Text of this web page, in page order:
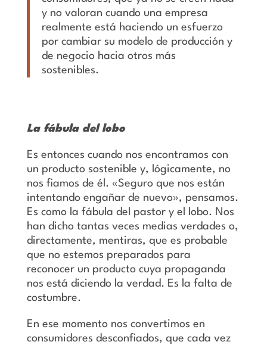
y no valoran cuando una empresa
realmente está haciendo un esfuerzo
por cambiar su modelo de producción y
de negocio hacia otros más
sostenibles.
La fábula del lobo
Es entonces cuando nos encontramos con
un producto sostenible y, lógicamente, no
nos fiamos de él. «Seguro que nos están
intentando engañar de nuevo», pensamos.
Es como la fábula del pastor y el lobo. Nos
han dicho tantas veces medias verdades o,
directamente, mentiras, que es probable
que no estemos preparados para
reconocer un producto cuya propaganda
nos está diciendo la verdad. Es la falta de
costumbre.
En ese momento nos convertimos en
consumidores desconfiados, que cada vez